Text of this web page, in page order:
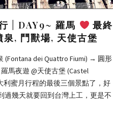
| DAY9~ 羅馬
最終
泉, 鬥獸場, 天使古堡
(Fontana dei Quattro Fiumi) → 圓形
馬夜遊 @天使古堡 (Castel
利蜜月行程的最後三個景點了，好
過幾天就要回到台灣上工，更是不